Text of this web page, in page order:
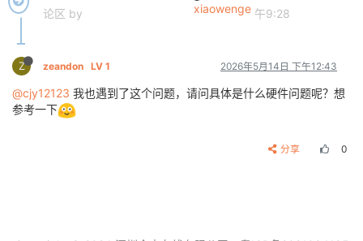
论区 by
xiaowenge 午9:28
Z zeandon LV 1 2026年5月14日 下午12:43
@cjy12123 我也遇到了这个问题，请问具体是什么硬件问题呢？想
参考一下
分享 0